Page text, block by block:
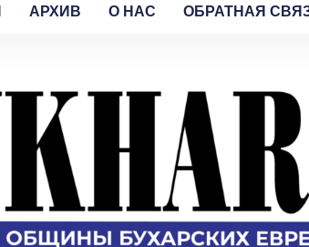
АРХИВ O HAC ОБРАТНАЯ